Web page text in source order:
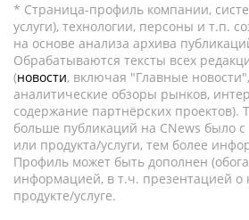
* Страница-профиль компании,
услуги), технологии, персоны и т.п.
на основе анализа архива
Обрабатываются тексты всех
(новости, включая "Главные новости",
аналитические обзоры рынков,
содержание партнёрских проектов).
больше публикаций на CNews было
или продукта/услуги, тем более
Профиль может быть дополнен
информацией, в т.ч. презентацией о
продукте/услуге.